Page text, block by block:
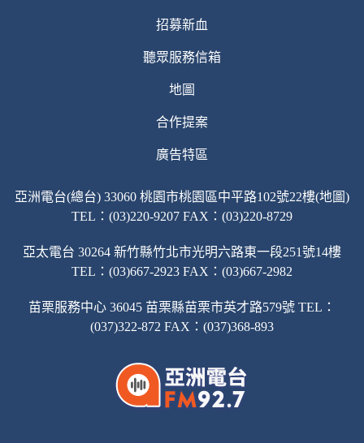
招募新血
聽眾服務信箱
地圖
合作提案
廣告特區
亞洲電台(總台) 33060 桃園市桃園區中平路102號22樓(地圖)
TEL：(03)220-9207 FAX：(03)220-8729
亞太電台 30264 新竹縣竹北市光明六路東一段251號14樓
TEL：(03)667-2923 FAX：(03)667-2982
苗栗服務中心 36045 苗栗縣苗栗市英才路579號 TEL：
(037)322-872 FAX：(037)368-893